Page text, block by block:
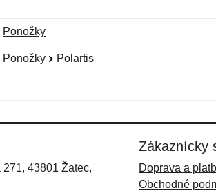
Ponožky
Ponožky Polartis
271, 43801 Žatec,
Zákaznícky
Doprava a
Obchodné